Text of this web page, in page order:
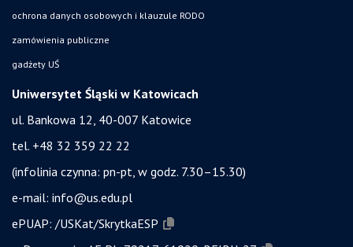
ochrona danych osobowych i klauzule RODO
zamówienia publiczne
gadżety UŚ
Uniwersytet Śląski w Katowicach
ul. Bankowa 12, 40-007 Katowice
tel. +48 32 359 22 22
(infolinia czynna: pn-pt, w godz. 7.30–15.30)
e-mail: info@us.edu.pl
ePUAP: /USKat/SkrytkaESP